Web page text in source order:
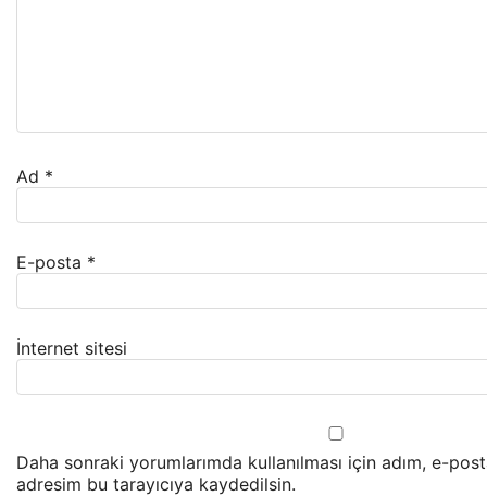
Ad *
E-posta *
İnternet sitesi
Daha sonraki yorumlarımda kullanılması için adım, e-
adresim bu tarayıcıya kaydedilsin.